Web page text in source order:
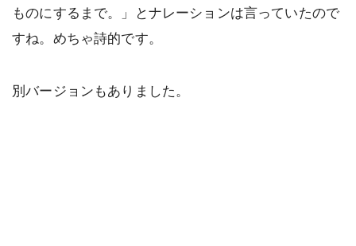
ものにするまで。」とナレーションは言っていたので
すね。めちゃ詩的です。
別バージョンもありました。